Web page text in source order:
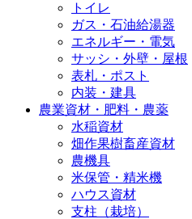
トイレ
ガス・石油給湯器
エネルギー・電気
サッシ・外壁・屋根
表札・ポスト
内装・建具
農業資材・肥料・農薬
水稲資材
畑作果樹畜産資材
農機具
米保管・精米機
ハウス資材
支柱（栽培）